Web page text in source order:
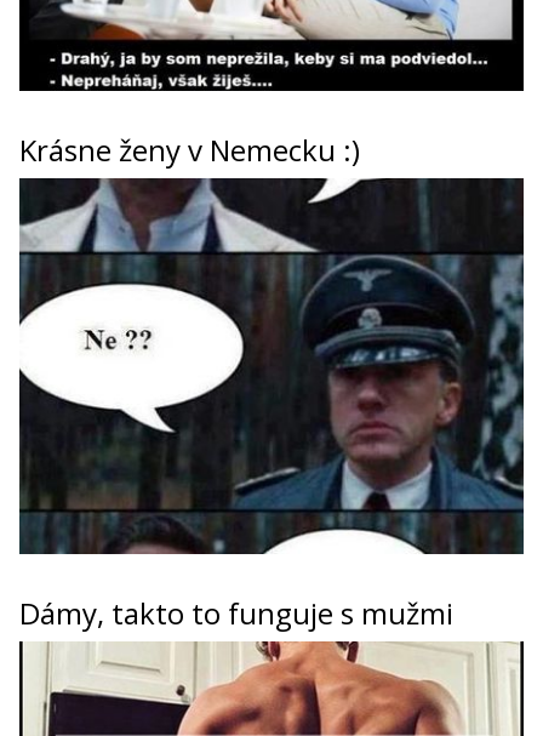
Krásne ženy v Nemecku :)
Dámy, takto to funguje s mužmi